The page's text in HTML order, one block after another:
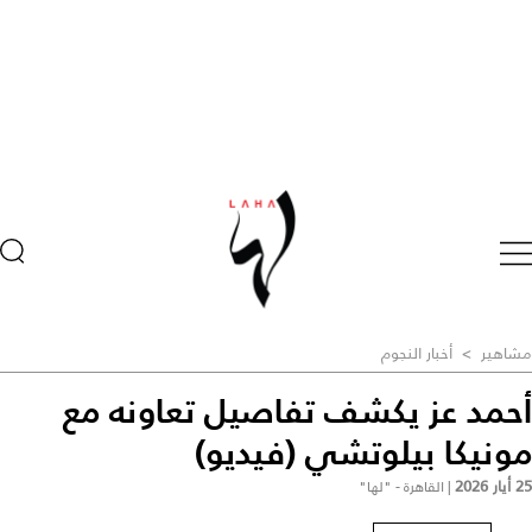
مشاهير > أخبار النجوم
أحمد عز يكشف تفاصيل تعاونه مع
مونيكا بيلوتشي (فيديو)
25 أيار 2026 | القاهرة - "لها"